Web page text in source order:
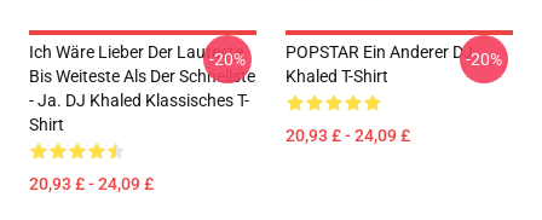
Ich Wäre Lieber Der Lauteste
Bis Weiteste Als Der Schnellste
- Ja. DJ Khaled Klassisches T-
Shirt
20,93 £ - 24,09 £
-20%
POPSTAR Ein Anderer DJ
Khaled T-Shirt
20,93 £ - 24,09 £
-20%